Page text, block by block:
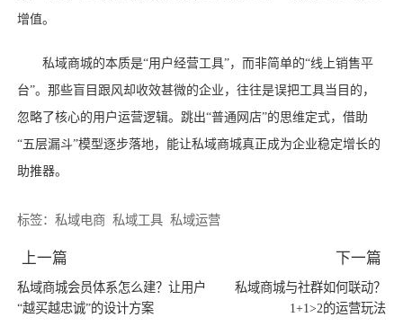
增值。
私域商城的本质是“用户经营工具”，而非简单的“线上销售平
台”。那些盲目跟风却收效甚微的企业，往往是误把工具当目的，
忽略了核心的用户运营逻辑。跳出“普通网店”的思维定式，借助
“五层漏斗”模型逐步落地，能让私域商城真正成为企业稳定增长的
助推器。
标签：私域电商私域工具私域运营
上一篇
私域商城会员体系怎么建？让用户
“越买越忠诚”的设计方案
下一篇
私域商城与社群如何联动？
1+1>2的运营玩法